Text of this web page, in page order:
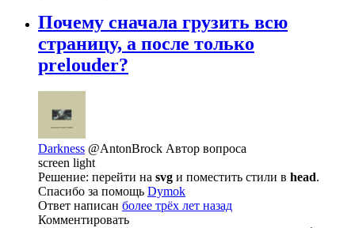
Почему сначала грузить всю
страницу, а после только
prelouder?
Darkness @AntonBrock Автор вопроса
screen light
Решение: перейти на svg и поместить стили в head.
Спасибо за помощь Dymok
Ответ написан более трёх лет назад
Комментировать